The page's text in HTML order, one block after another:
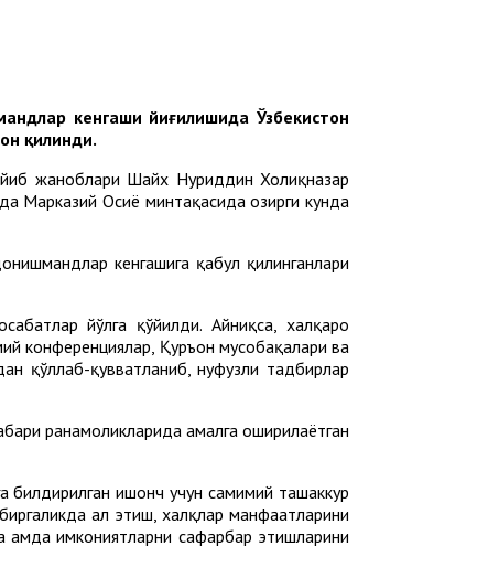
кенгаши йиғилишида Ўзбекистон
қилинди.
жаноблари Шайх Нуриддин Холиқназар
Марказий Осиё минтақасида ҳозирги кунда
кенгашига қабул қилинганлари
йўлга қўйилди. Айниқса, халқаро
конференциялар, Қуръон мусобақалари ва
қўллаб-қувватланиб, нуфузли тадбирлар
раҳнамоликларида амалга оширилаётган
билдирилган ишонч учун самимий ташаккур
ҳал этиш, халқлар манфаатларини
имкониятларни сафарбар этишларини